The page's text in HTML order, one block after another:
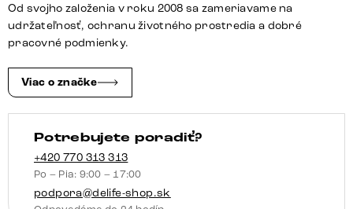
opierkami
tkanina
béžová
konzolová
jedálenská
stolička
plochá
grafitová
vrecková
Od svojho založenia v roku 2008 sa zameriavame na
udržateľnosť, ochranu životného prostredia a dobré
pracovné podmienky.
Viac o značke
Potrebujete poradiť?
+420 770 313 313
Po – Pia: 9:00 – 17:00
podpora@delife-shop.sk